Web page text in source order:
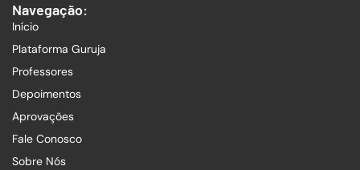
Navegação:
Início
Plataforma Guruja
Professores
Depoimentos
Aprovações
Fale Conosco
Sobre Nós